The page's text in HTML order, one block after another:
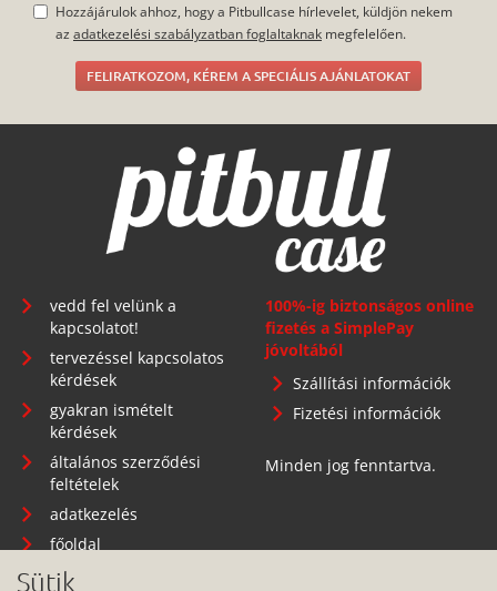
Hozzájárulok ahhoz, hogy a Pitbullcase hírlevelet, küldjön nekem
az adatkezelési szabályzatban foglaltaknak megfelelően.
FELIRATKOZOM, KÉREM A SPECIÁLIS AJÁNLATOKAT
vedd fel velünk a
kapcsolatot!
tervezéssel kapcsolatos
kérdések
gyakran ismételt
kérdések
általános szerződési
feltételek
adatkezelés
főoldal
100%-ig biztonságos online
fizetés a SimplePay
jóvoltából
Szállítási információk
Fizetési információk
Minden jog fenntartva.
Sütik